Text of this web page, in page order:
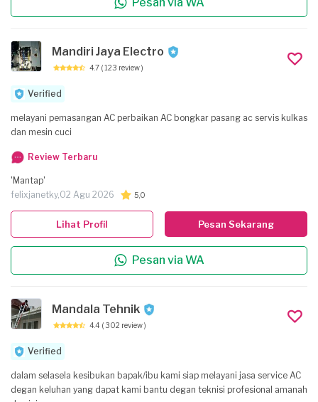
Mandiri Jaya Electro
4.7 ( 123 review )
Verified
melayani pemasangan AC perbaikan AC bongkar pasang ac servis kulkas
dan mesin cuci
Review Terbaru
'Mantap'
felixjanetky,02 Agu 2026 5,0
Pesan Sekarang
Pesan via WA
Lihat Profil
Mandala Tehnik
4.4 ( 302 review )
Verified
dalam selasela kesibukan bapak/ibu kami siap melayani jasa service AC
degan keluhan yang dapat kami bantu degan teknisi profesional amanah